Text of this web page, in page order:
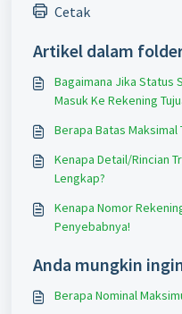
Cetak
Artikel dalam
Bagaimana Jika Status
Masuk Ke Rekening
Berapa Batas Maksimal
Kenapa Detail/Rincian
Lengkap?
Kenapa Nomor
Penyebabnya!
Anda mungkin
Berapa Nominal